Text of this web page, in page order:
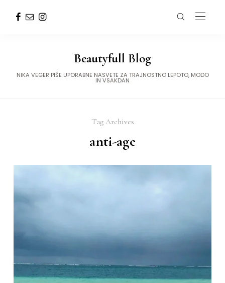
Beautyfull Blog
NIKA VEGER PIŠE UPORABNE NASVETE ZA TRAJNOSTNO LEPOTO, MODO
IN VSAKDAN
Tag Archives
anti-age